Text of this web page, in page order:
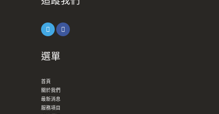
選單
首頁
關於我們
最新消息
服務項目